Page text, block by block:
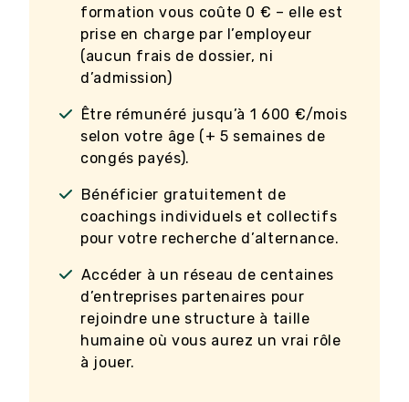
formation vous coûte 0 € – elle est
prise en charge par l’employeur
(aucun frais de dossier, ni
d’admission)
Être rémunéré jusqu’à 1 600 €/mois
selon votre âge (+ 5 semaines de
congés payés).
Bénéficier gratuitement de
coachings individuels et collectifs
pour votre recherche d’alternance.
Accéder à un réseau de centaines
d’entreprises partenaires pour
rejoindre une structure à taille
humaine où vous aurez un vrai rôle
à jouer.